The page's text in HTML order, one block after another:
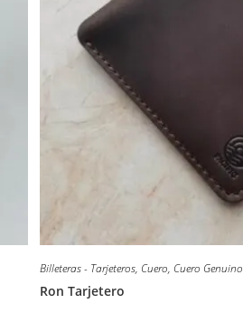
Billeteras - Tarjeteros, Cuero, Cuero Genuino
Ron Tarjetero